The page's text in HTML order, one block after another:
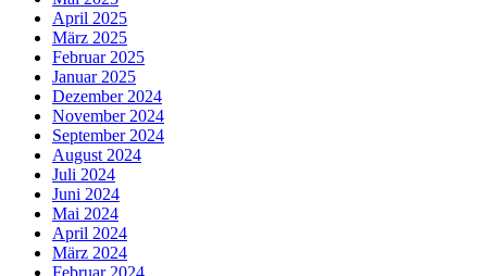
April 2025
März 2025
Februar 2025
Januar 2025
Dezember 2024
November 2024
September 2024
August 2024
Juli 2024
Juni 2024
Mai 2024
April 2024
März 2024
Februar 2024